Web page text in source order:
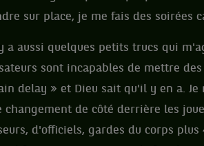
sur place, je me fais des soirées
a aussi quelques petits trucs qui
sont incapables de mettre
delay » et Dieu sait qu'il y en a.
changement de côté derrière les
d'officiels, gardes du corps